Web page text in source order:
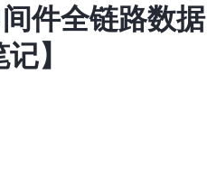
件全链路数据
】